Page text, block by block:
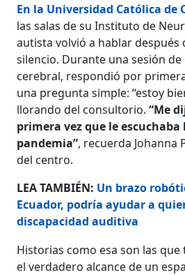
En la Universidad Católica de
las salas de su Instituto de
autista volvió a hablar después
silencio. Durante una sesión
cerebral, respondió por
una pregunta simple: “estoy
llorando del consultorio.“Me
primera vez que le escuchaba
pandemia”, recuerda Johanna
del centro.
LEA TAMBIÉN: Un brazo
Ecuador, podría ayudar a
discapacidad auditiva
Historias como esa son las
el verdadero alcance de un